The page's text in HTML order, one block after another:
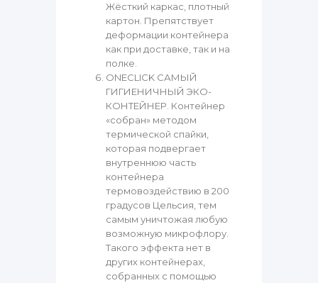
Жёсткий каркас, плотный
картон. Препятствует
деформации контейнера
как при доставке, так и на
полке.
ONECLICK САМЫЙ
ГИГИЕНИЧНЫЙ ЭКО-
КОНТЕЙНЕР. Контейнер
«собран» методом
термической спайки,
которая подвергает
внутреннюю часть
контейнера
термовоздействию в 200
градусов Цельсия, тем
самым уничтожая любую
возможную микрофлору.
Такого эффекта нет в
других контейнерах,
собранных с помощью